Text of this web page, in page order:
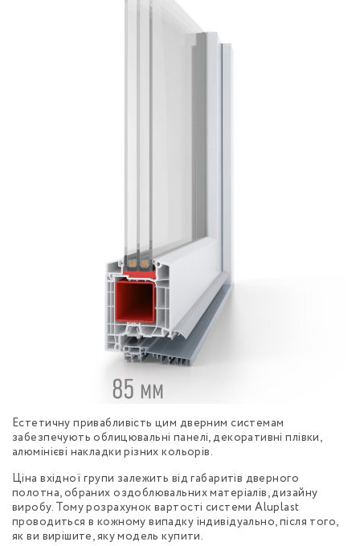
Естетичну привабливість цим дверним системам
забезпечують облицювальні панелі, декоративні плівки,
алюмінієві накладки різних кольорів.
Ціна вхідної групи залежить від габаритів дверного
полотна, обраних оздоблювальних матеріалів, дизайну
виробу. Тому розрахунок вартості системи Aluplast
проводиться в кожному випадку індивідуально, після того,
як ви вирішите, яку модель купити.